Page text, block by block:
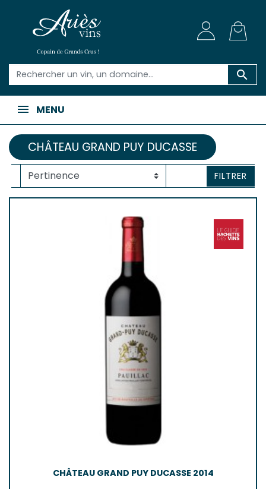

MENU
CHÂTEAU GRAND PUY DUCASSE
FILTRER
CHÂTEAU GRAND PUY DUCASSE 2014